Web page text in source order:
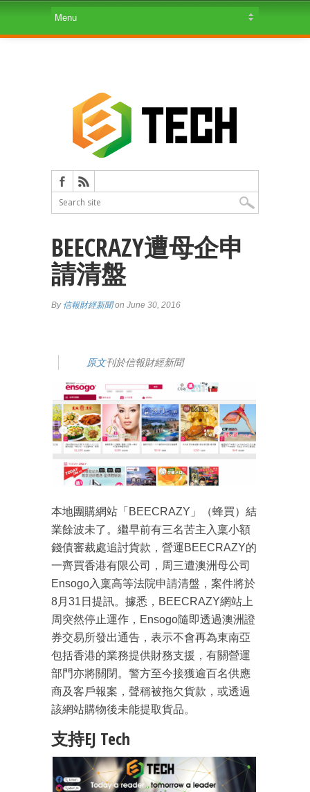
BEECRAZY遭母企申
請清盤
By 信報財經新聞on June 30, 2016
原文刊於信報財經新聞
本地團購網站「BEECRAZY」（蜂買）結
業餘波未了。繼早前有三名苦主入稟小額
錢債審裁處追討貨款，營運BEECRAZY的
一齊買香港有限公司，周三遭澳洲母公司
Ensogo入稟高等法院申請清盤，案件將於
8月31日提訊。據悉，BEECRAZY網站上
周突然停止運作，Ensogo隨即透過澳洲證
券交易所發出通告，表示不會再為東南亞
包括香港的業務提供財務支援，有關營運
部門亦將關閉。警方至今接獲逾百名供應
商及客戶報案，聲稱被拖欠貨款，或透過
該網站購物後未能提取貨品。
支持EJ Tech